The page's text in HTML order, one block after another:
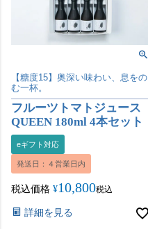
【糖度15】奥深い味わい、息をの
む一杯。
フルーツトマトジュース
QUEEN 180ml 4本セット
eギフト対応
発送日：４営業日内
税込価格 ¥10,800税込
詳細を見る